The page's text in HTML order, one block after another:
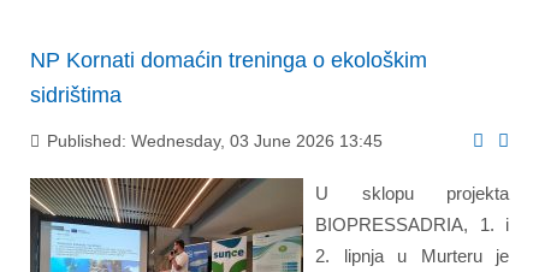
NP Kornati domaćin treninga o ekološkim
sidrištima
Published: Wednesday, 03 June 2026 13:45
U sklopu projekta
BIOPRESSADRIA, 1. i
2. lipnja u Murteru je